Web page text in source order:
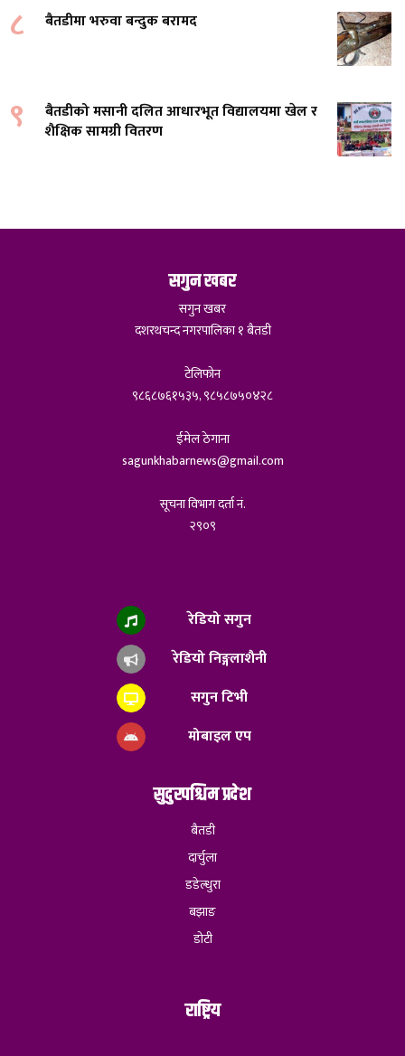
८ बैतडीमा भरुवा बन्दुक बरामद
९
बैतडीको मसानी दलित आधारभूत विद्यालयमा खेल र
शैक्षिक सामग्री वितरण
सगुन खबर
सगुन खबर
दशरथचन्द नगरपालिका १ बैतडी
टेलिफोन
९८६८७६१५३५, ९८५८७५०४२८
ईमेल ठेगाना
sagunkhabarnews@gmail.com
सूचना विभाग दर्ता नं.
२९०९
रेडियो सगुन
रेडियो निङ्गलाशैनी
सगुन टिभी
मोबाइल एप
सुदुरपश्चिम प्रदेश
बैतडी
दार्चुला
डडेल्धुरा
बझाङ
डोटी
राष्ट्रिय